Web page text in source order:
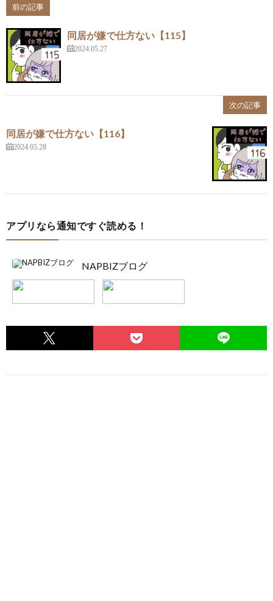
前の記事
同居が嫌で仕方ない【115】
2024.05.27
次の記事
同居が嫌で仕方ない【116】
2024.05.28
アプリなら通知ですぐ読める！
NAPBIZブログ